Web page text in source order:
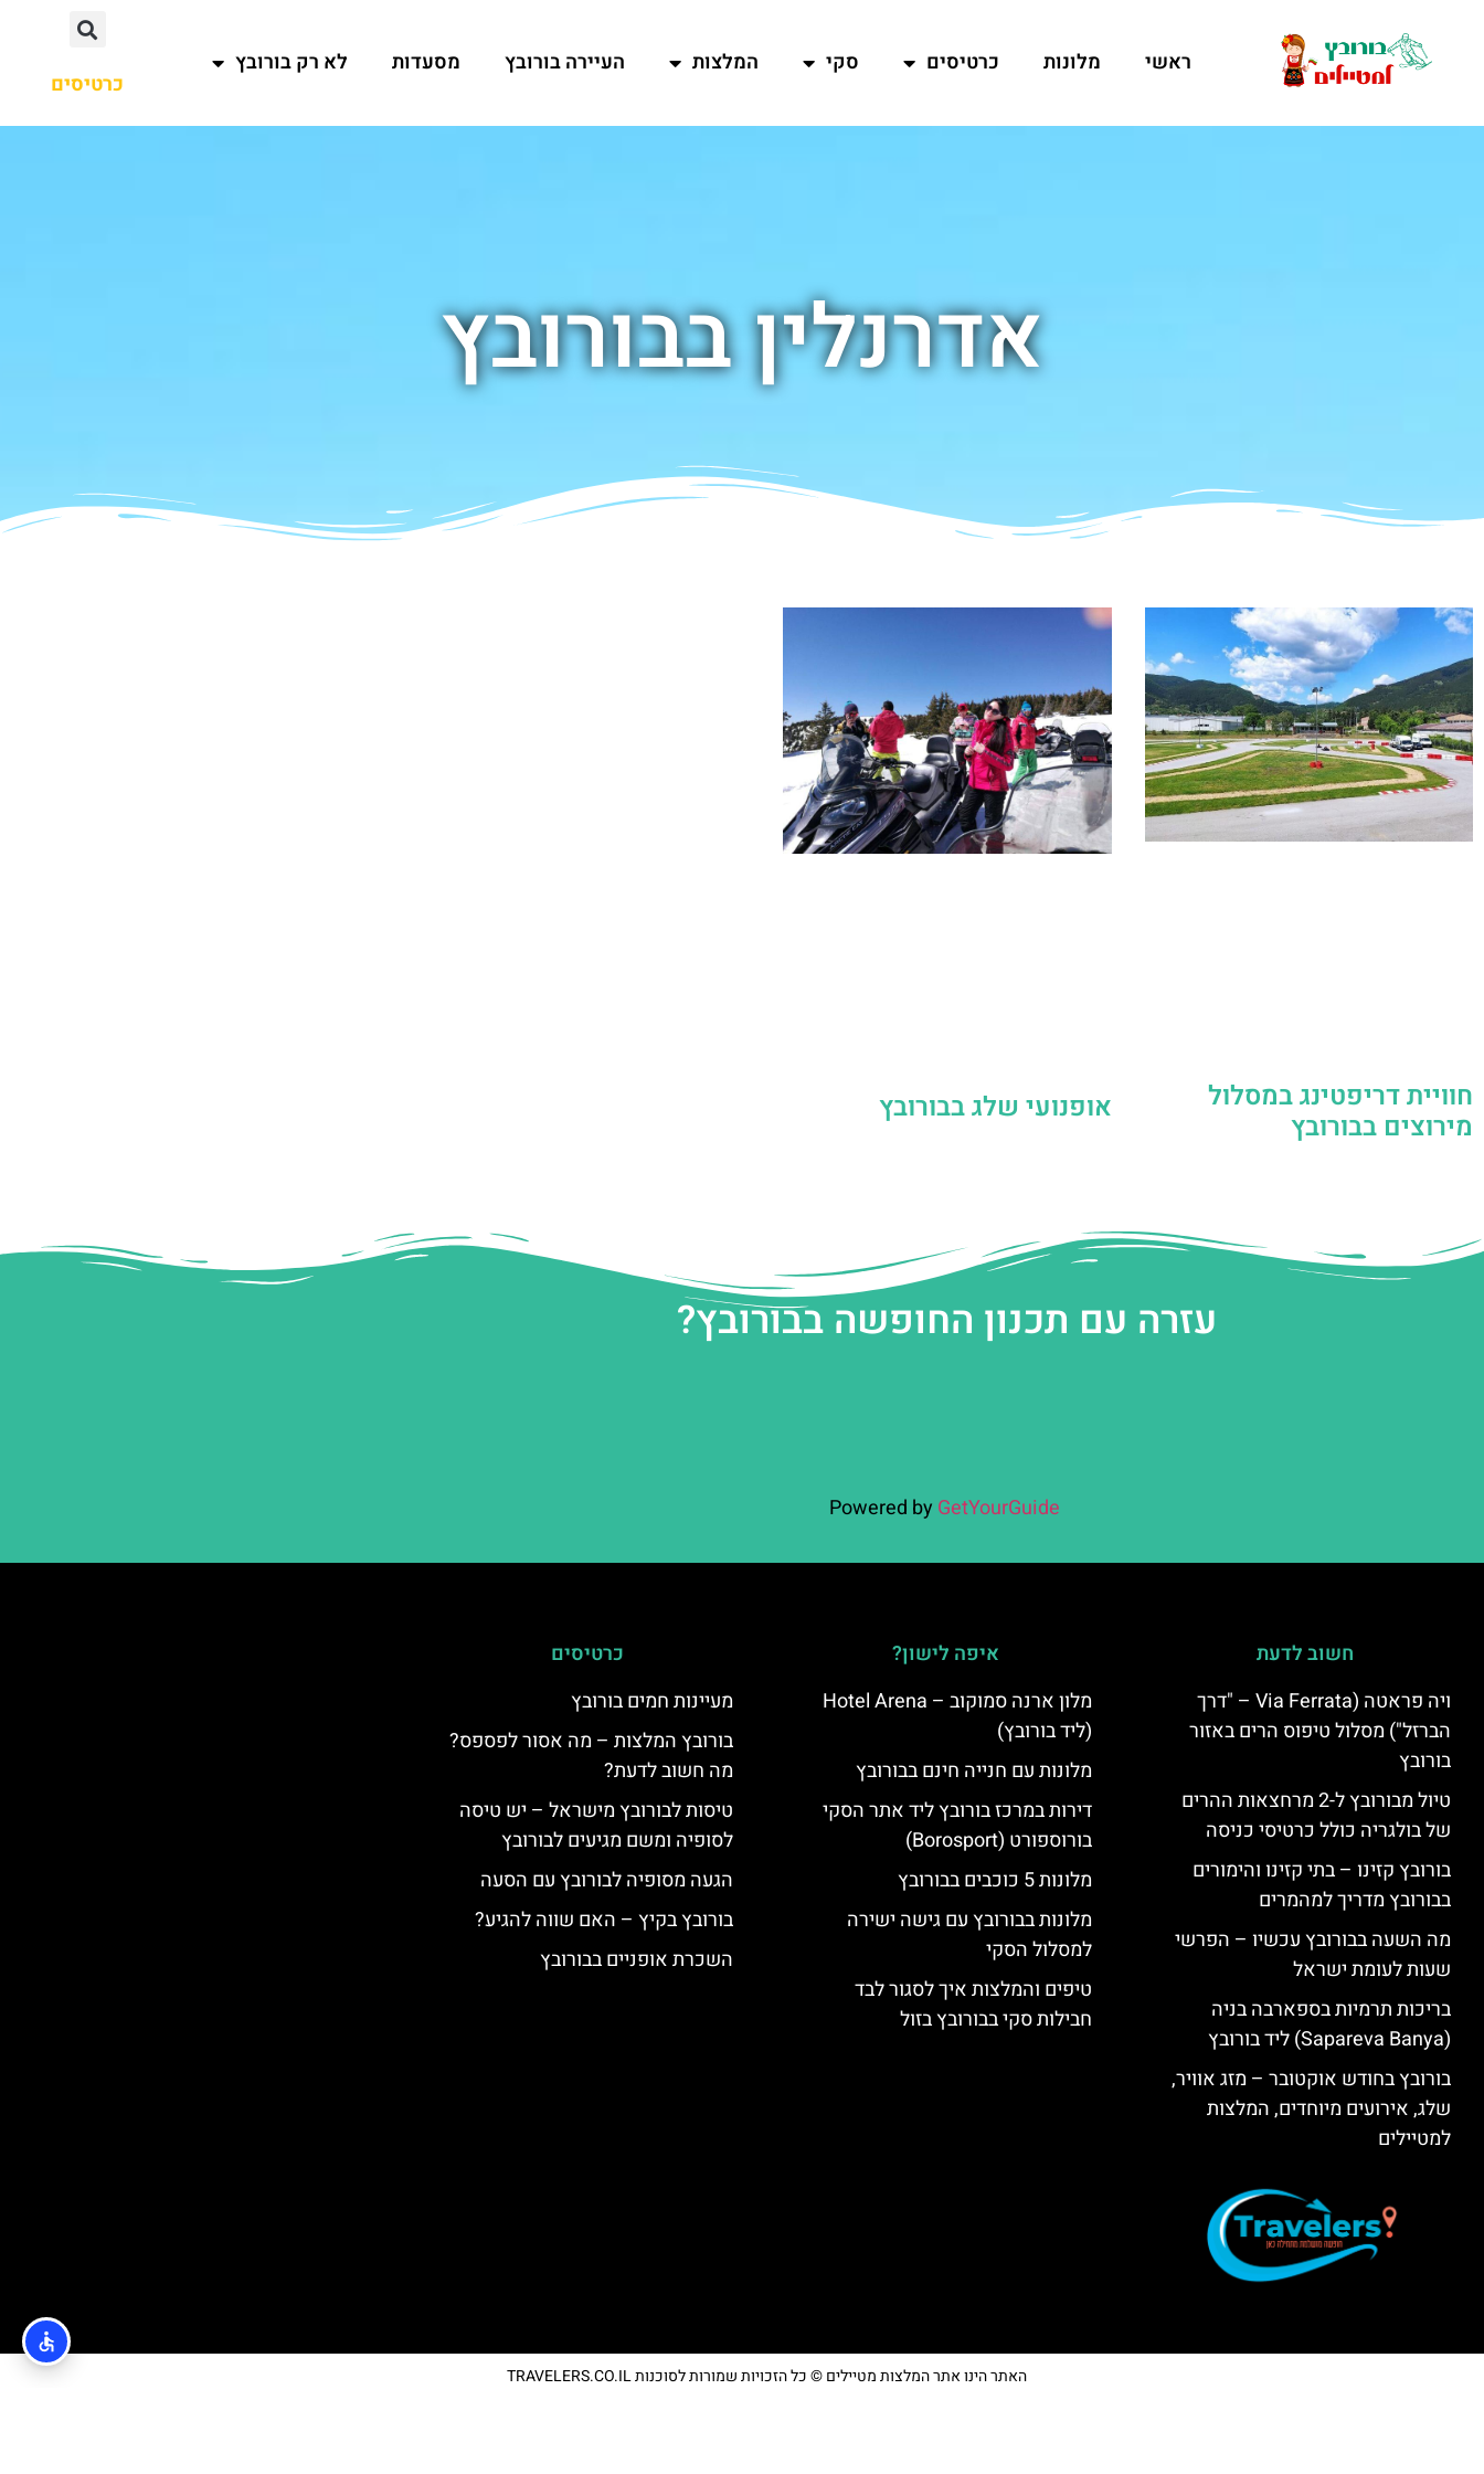
ראשי מלונות כרטיסים סקי המלצות העיירה בורובץ מסעדות לא רק בורובץ
כרטיסים
אדרנלין בבורובץ
חוויית דריפטינג במסלול
מירוצים בבורובץ
אופנועי שלג בבורובץ
עזרה עם תכנון החופשה בבורובץ?
Powered by GetYourGuide
חשוב לדעת
ויה פראטה (Via Ferrata – "דרך
הברזל") מסלול טיפוס הרים באזור
בורובץ
טיול מבורובץ ל-2 מרחצאות ההרים
של בולגריה כולל כרטיסי כניסה
בורובץ קזינו – בתי קזינו והימורים
בבורובץ מדריך למהמרים
מה השעה בבורובץ עכשיו – הפרשי
שעות לעומת ישראל
בריכות תרמיות בספארבה בניה
(Sapareva Banya) ליד בורובץ
בורובץ בחודש אוקטובר – מזג אוויר,
שלג, אירועים מיוחדים, המלצות
למטיילים
איפה לישון?
מלון ארנה סמוקוב – Hotel Arena
(ליד בורובץ)
מלונות עם חנייה חינם בבורובץ
דירות במרכז בורובץ ליד אתר הסקי
בורוספורט (Borosport)
מלונות 5 כוכבים בבורובץ
מלונות בבורובץ עם גישה ישירה
למסלול הסקי
טיפים והמלצות איך לסגור לבד
חבילות סקי בבורובץ בזול
כרטיסים
מעיינות חמים בורובץ
בורובץ המלצות – מה אסור לפספס?
מה חשוב לדעת?
טיסות לבורובץ מישראל – יש טיסה
לסופיה ומשם מגיעים לבורובץ
הגעה מסופיה לבורובץ עם הסעה
בורובץ בקיץ – האם שווה להגיע?
השכרת אופניים בבורובץ
האתר הינו אתר המלצות מטיילים © כל הזכויות שמורות לסוכנות TRAVELERS.CO.IL